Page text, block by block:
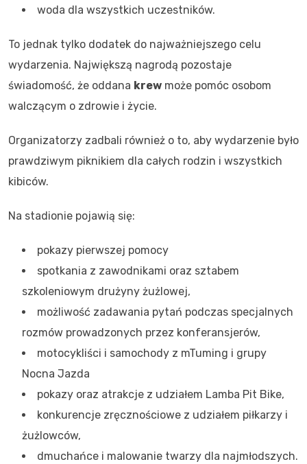
woda dla wszystkich uczestników.
To jednak tylko dodatek do najważniejszego celu
wydarzenia. Największą nagrodą pozostaje
świadomość, że oddana krew może pomóc osobom
walczącym o zdrowie i życie.
Organizatorzy zadbali również o to, aby wydarzenie było
prawdziwym piknikiem dla całych rodzin i wszystkich
kibiców.
Na stadionie pojawią się:
pokazy pierwszej pomocy
spotkania z zawodnikami oraz sztabem
szkoleniowym drużyny żużlowej,
możliwość zadawania pytań podczas specjalnych
rozmów prowadzonych przez konferansjerów,
motocykliści i samochody z mTuming i grupy
Nocna Jazda
pokazy oraz atrakcje z udziałem Lamba Pit Bike,
konkurencje zręcznościowe z udziałem piłkarzy i
żużlowców,
dmuchańce i malowanie twarzy dla najmłodszych.